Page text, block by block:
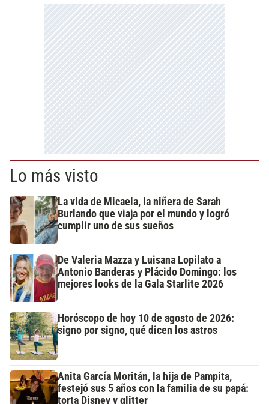
Lo más visto
La vida de Micaela, la niñera de Sarah
Burlando que viaja por el mundo y logró
cumplir uno de sus sueños
De Valeria Mazza y Luisana Lopilato a
Antonio Banderas y Plácido Domingo: los
mejores looks de la Gala Starlite 2026
Horóscopo de hoy 10 de agosto de 2026:
signo por signo, qué dicen los astros
Anita García Moritán, la hija de Pampita,
festejó sus 5 años con la familia de su papá:
torta Disney y glitter